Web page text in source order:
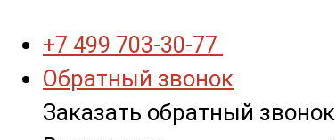
+7 499 703-30-77
Обратный звонок
Заказать обратный звонок